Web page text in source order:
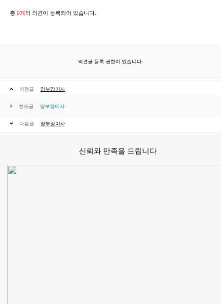
총 0개의 의견이 등록되어 있습니다.
의견글 등록 권한이 없습니다.
이전글 양부장이사
현재글 양부장이사
다음글 양부장이사
신뢰와 만족을 드립니다